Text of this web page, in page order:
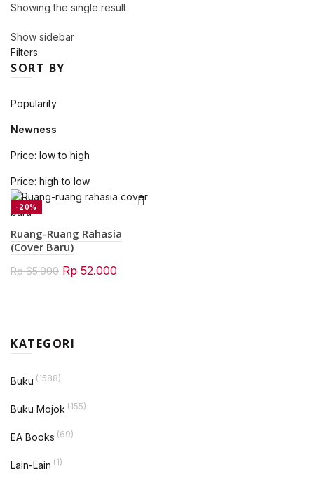
Showing the single result
Show sidebar
Filters
SORT BY
Popularity
Newness
Price: low to high
Price: high to low
-20%
Ruang-Ruang Rahasia
(Cover Baru)
Rp65.000 Original
Rp 52.000
KATEGORI
Buku (1588)
Buku Mojok (155)
EA Books (69)
Lain-Lain (1)